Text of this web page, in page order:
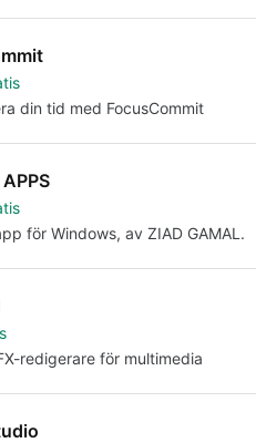
din tid med FocusCommit
för Windows, av ZIAD GAMAL.
redigerare för multimedia